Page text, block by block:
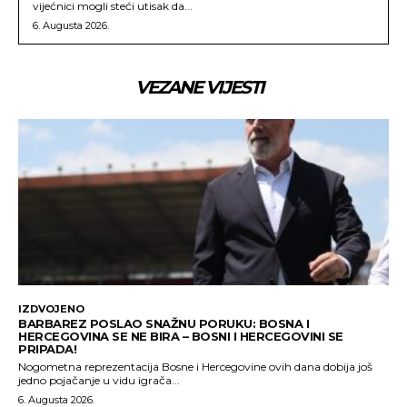
vijećnici mogli steći utisak da...
6. Augusta 2026.
VEZANE VIJESTI
IZDVOJENO
BARBAREZ POSLAO SNAŽNU PORUKU: BOSNA I
HERCEGOVINA SE NE BIRA – BOSNI I HERCEGOVINI SE
PRIPADA!
Nogometna reprezentacija Bosne i Hercegovine ovih dana dobija još
jedno pojačanje u vidu igrača...
6. Augusta 2026.